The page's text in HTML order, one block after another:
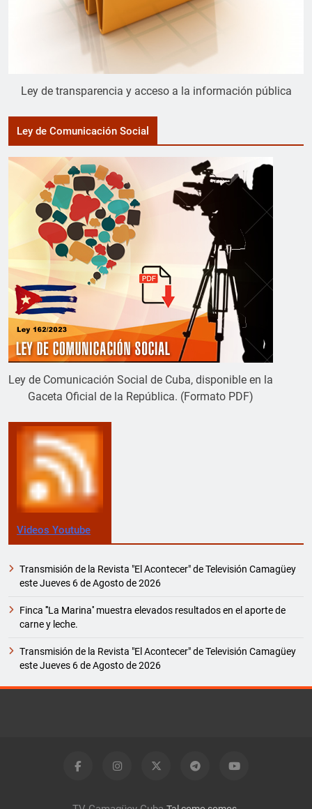
Ley de transparencia y acceso a la información pública
Ley de Comunicación Social
Ley de Comunicación Social de Cuba, disponible en la
Gaceta Oficial de la República. (Formato PDF)
Videos Youtube
Transmisión de la Revista "El Acontecer" de Televisión Camagüey
este Jueves 6 de Agosto de 2026
Finca '''La Marina'' muestra elevados resultados en el aporte de
carne y leche.
Transmisión de la Revista "El Acontecer" de Televisión Camagüey
este Jueves 6 de Agosto de 2026